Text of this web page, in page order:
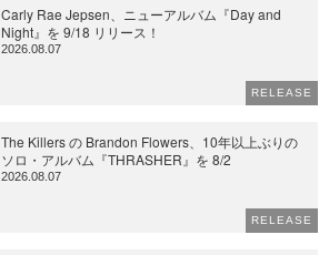
Carly Rae Jepsen、ニューアルバム『Day and
Night』を 9/18 リリース！
2026.08.07
RELEASE
The Killers の Brandon Flowers、10年以上ぶりの
ソロ・アルバム『THRASHER』を 8/2
2026.08.07
RELEASE